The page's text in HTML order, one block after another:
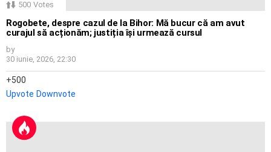
500 Votes
Rogobete, despre cazul de la Bihor: Mă bucur că am avut
curajul să acționăm; justiția își urmează cursul
by
30 iunie, 2026, 22:30
500
Upvote Downvote